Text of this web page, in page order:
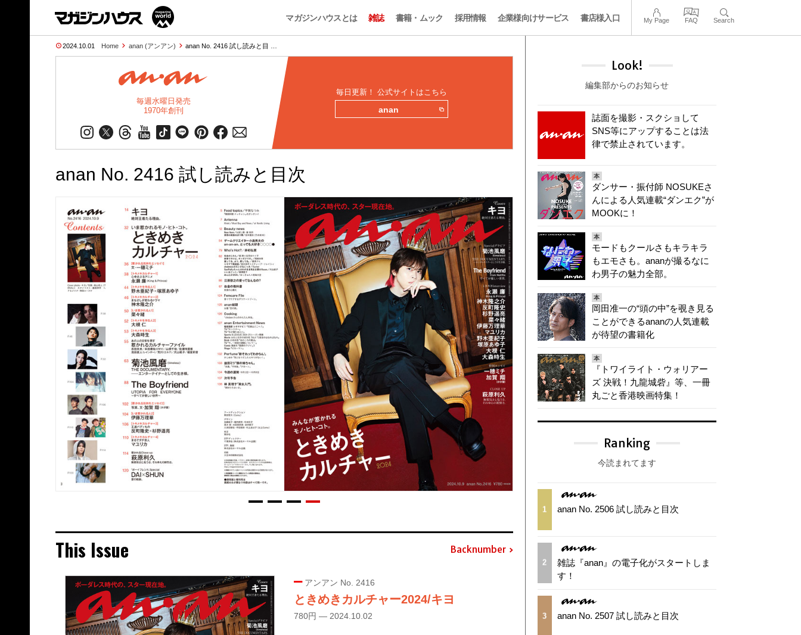
マガジンハウスとは 雑誌 書籍・ムック 採用情報 企業様向けサービス 書店様入口 My Page FAQ Search
2024.10.01 Home anan (アンアン) anan No. 2416 試し読みと目 …
毎週水曜日発売
1970年創刊
毎日更新！ 公式サイトはこちら
anan
anan No. 2416 試し読みと目次
This Issue Backnumber
アンアン No. 2416
ときめきカルチャー2024/キヨ
780円 — 2024.10.02
Look!
編集部からのお知らせ
誌面を撮影・スクショして
SNS等にアップすることは法
律で禁止されています。
本
ダンサー・振付師 NOSUKEさ
んによる人気連載“ダンエク”が
MOOKに！
本
モードもクールさもキラキラ
もエモさも。ananが撮るなに
わ男子の魅力全部。
本
岡田准一の“頭の中”を覗き見る
ことができるananの人気連載
が待望の書籍化
本
『トワイライト・ウォリアー
ズ 決戦！九龍城砦』等、一冊
丸ごと香港映画特集！
Ranking
今読まれてます
1 anan No. 2506 試し読みと目次
2
雑誌『anan』の電子化がスタートしま
す！
3 anan No. 2507 試し読みと目次